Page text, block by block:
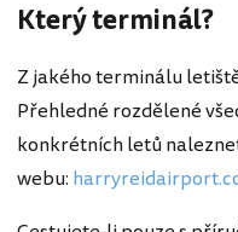
Který terminál?
Z jakého terminálu
Přehledné rozdělené
konkrétních letů
webu: